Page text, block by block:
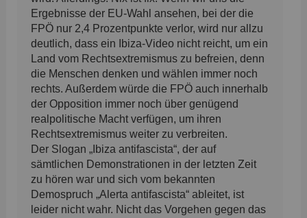
Ergebnisse der EU-Wahl ansehen, bei der die
FPÖ nur 2,4 Prozentpunkte verlor, wird nur allzu
deutlich, dass ein Ibiza-Video nicht reicht, um ein
Land vom Rechtsextremismus zu befreien, denn
die Menschen denken und wählen immer noch
rechts. Außerdem würde die FPÖ auch innerhalb
der Opposition immer noch über genügend
realpolitische Macht verfügen, um ihren
Rechtsextremismus weiter zu verbreiten.
Der Slogan „Ibiza antifascista“, der auf
sämtlichen Demonstrationen in der letzten Zeit
zu hören war und sich vom bekannten
Demospruch „Alerta antifascista“ ableitet, ist
leider nicht wahr. Nicht das Vorgehen gegen das